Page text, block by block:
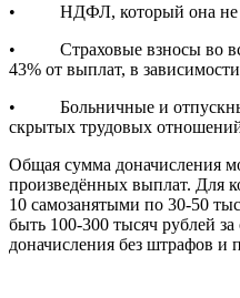
• НДФЛ, который она не
• Страховые взносы во
43% от выплат, в
• Больничные и отпускные
скрытых трудовых
Общая сумма доначисления
произведённых выплат. Для
10 самозанятыми по 30-50
быть 100-300 тысяч рублей
доначисления без штрафов и